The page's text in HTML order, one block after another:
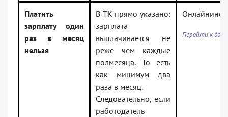
Платить
зарплату один
раз в месяц
нельзя
В ТК прямо указано:
зарплата
выплачивается не
реже чем каждые
полмесяца. То есть
как минимум два
раза в месяц.
Следовательно, если
работодатель
Перейти к